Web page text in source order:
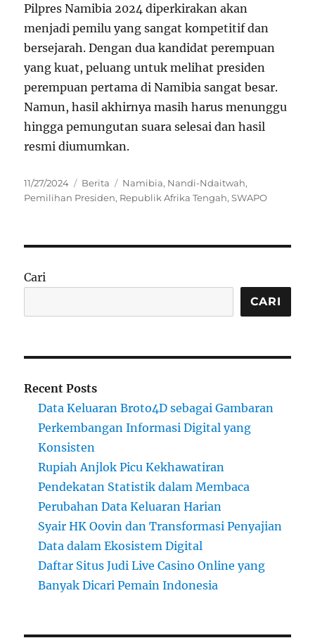
Pilpres Namibia 2024 diperkirakan akan
menjadi pemilu yang sangat kompetitif dan
bersejarah. Dengan dua kandidat perempuan
yang kuat, peluang untuk melihat presiden
perempuan pertama di Namibia sangat besar.
Namun, hasil akhirnya masih harus menunggu
hingga pemungutan suara selesai dan hasil
resmi diumumkan.
Posted
on
11/27/2024 Categories
Berita Tags
Namibia, Nandi-Ndaitwah,
Pemilihan Presiden, Republik Afrika Tengah,SWAPO
Cari
CARI
Recent Posts
Data Keluaran Broto4D sebagai Gambaran
Perkembangan Informasi Digital yang
Konsisten
Rupiah Anjlok Picu Kekhawatiran
Pendekatan Statistik dalam Membaca
Perubahan Data Keluaran Harian
Syair HK Oovin dan Transformasi Penyajian
Data dalam Ekosistem Digital
Daftar Situs Judi Live Casino Online yang
Banyak Dicari Pemain Indonesia